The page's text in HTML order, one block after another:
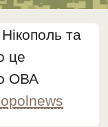
та
це
ОВА